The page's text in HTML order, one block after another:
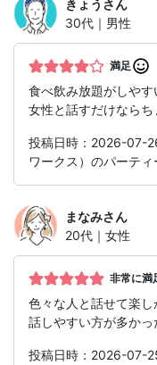
きょう さん
30代｜男性
満足
食べ飲み放題がしやす
女性と話すだけならち
投稿日時：2026-07-
ワークス）のパーティ
まなみさん
20代｜女性
非常に満
色々な人と話せて楽し
話しやすい方が多かっ
投稿日時：2026-07-